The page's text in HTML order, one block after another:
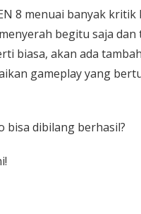
8 menuai banyak
begitu saja
biasa, akan ada
gameplay yang
bisa dibilang berhasil?